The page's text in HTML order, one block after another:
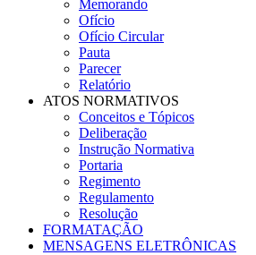
Memorando
Ofício
Ofício Circular
Pauta
Parecer
Relatório
ATOS NORMATIVOS
Conceitos e Tópicos
Deliberação
Instrução Normativa
Portaria
Regimento
Regulamento
Resolução
FORMATAÇÃO
MENSAGENS ELETRÔNICAS